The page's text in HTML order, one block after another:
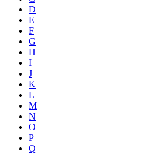
D
E
F
G
H
I
J
K
L
M
N
O
P
Q